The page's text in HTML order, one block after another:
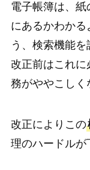
電子帳簿は、紙
にあるかわかる
う、検索機能を
改正前はこれに
務がややこしく
改正によりこの
理のハードルが